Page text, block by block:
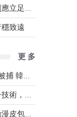
致遠
更 多